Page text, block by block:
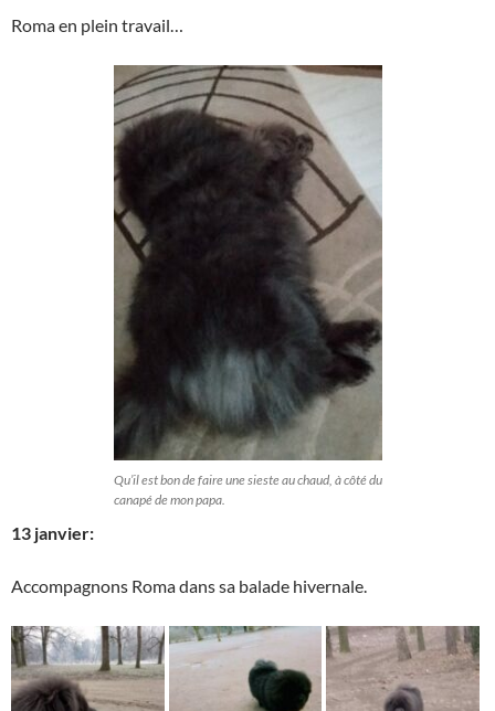
Roma en plein travail…
Qu’il est bon de faire une sieste au chaud, à côté du
canapé de mon papa.
13 janvier:
Accompagnons Roma dans sa balade hivernale.